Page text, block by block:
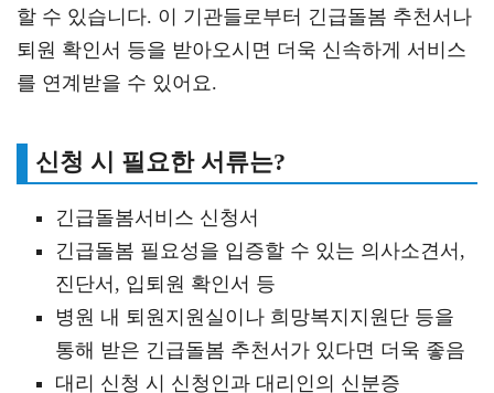
할 수 있습니다. 이 기관들로부터 긴급돌봄 추천서나
퇴원 확인서 등을 받아오시면 더욱 신속하게 서비스
를 연계받을 수 있어요.
신청 시 필요한 서류는?
긴급돌봄서비스 신청서
긴급돌봄 필요성을 입증할 수 있는 의사소견서,
진단서, 입퇴원 확인서 등
병원 내 퇴원지원실이나 희망복지지원단 등을
통해 받은 긴급돌봄 추천서가 있다면 더욱 좋음
대리 신청 시 신청인과 대리인의 신분증